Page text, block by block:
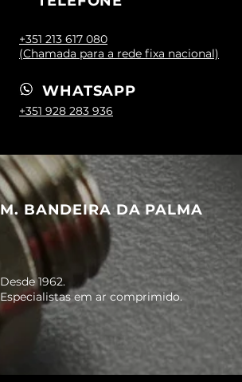
+351 213 617 080
(Chamada para a rede fixa nacional)
+351 928 283 936
WHATSAPP
M. BANDEIRA DA PALMA
Desde 1962.
Especialistas em ar comprimido.